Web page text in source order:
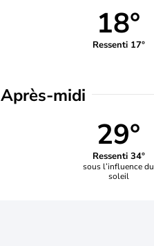
18°
Ressenti 17°
Après-midi
29°
Ressenti 34°
sous l’influence du
soleil